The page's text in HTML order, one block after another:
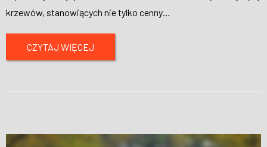
krzewów, stanowiących nie tylko cenny…
CZYTAJ WIĘCEJ